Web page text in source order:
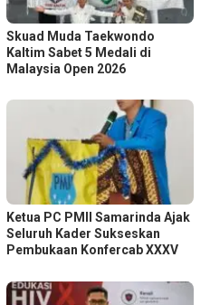
Skuad Muda Taekwondo
Kaltim Sabet 5 Medali di
Malaysia Open 2026
Ketua PC PMII Samarinda Ajak
Seluruh Kader Sukseskan
Pembukaan Konfercab XXXV